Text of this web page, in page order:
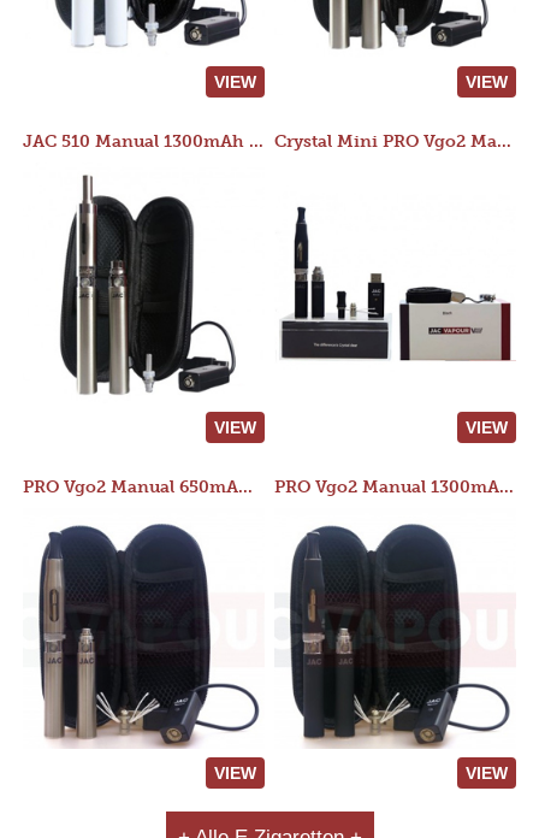
VIEW VIEW
JAC 510 Manual 1300mAh Starter Kit
VIEW
Crystal Mini PRO Vgo2 Manual 400mAh Kit
VIEW
PRO Vgo2 Manual 650mAh Kit
VIEW
PRO Vgo2 Manual 1300mAh Kit
VIEW